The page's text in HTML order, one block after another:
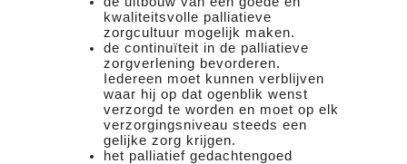
kwaliteitsvolle palliatieve
zorgcultuur mogelijk maken.
de continuïteit in de palliatieve
zorgverlening bevorderen.
Iedereen moet kunnen verblijven
waar hij op dat ogenblik wenst
verzorgd te worden en moet op elk
verzorgingsniveau steeds een
gelijke zorg krijgen.
het palliatief gedachtengoed